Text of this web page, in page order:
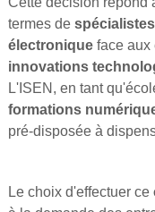
termes de
électronique face aux
innovations
L'ISEN, en tant
formations
pré-disposée à
Le choix d'effectuer ce